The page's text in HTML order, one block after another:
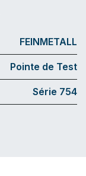
FEINMETALL
Pointe de Test
Série 754